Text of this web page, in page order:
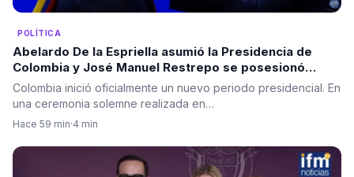
POLÍTICA
Abelardo De la Espriella asumió la Presidencia de
Colombia y José Manuel Restrepo se posesionó
como vicepresidente
Colombia inició oficialmente un nuevo periodo presidencial. En
una ceremonia solemne realizada en…
Hace 59 min·4 min